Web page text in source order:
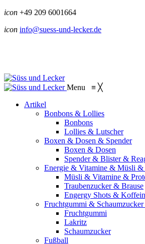
icon +49 209 6001664
icon info@suess-und-lecker.de
Menu ≡ ╳
Artikel
Bonbons & Lollies
Bonbons
Lollies & Lutscher
Boxen & Dosen & Spender
Boxen & Dosen
Spender & Blister &
Energie & Vitamine & Müsli &
Müsli & Vitamine &
Traubenzucker & Brause
Engergy Shots & Koffein
Fruchtgummi &
Fruchtgummi
Lakritz
Schaumzucker
Fußball